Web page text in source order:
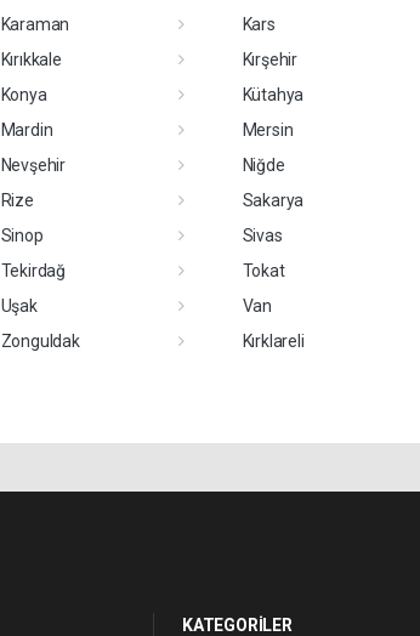
Karaman
Kars
Kırıkkale
Kırşehir
Konya
Kütahya
Mardin
Mersin
Nevşehir
Niğde
Rize
Sakarya
Sinop
Sivas
Tekirdağ
Tokat
Uşak
Van
Zonguldak
Kırklareli
KATEGORİLER